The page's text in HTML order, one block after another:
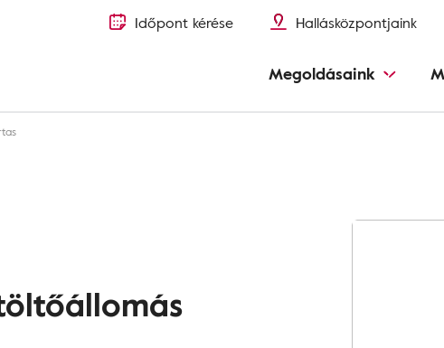
Időpont kérése Hallásközpontjaink
Megoldásaink